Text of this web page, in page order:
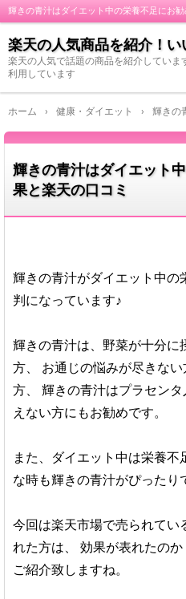
輝きの青汁はダイエット中の栄養不足にお
楽天の人気商品を紹介！い
楽天の人気で話題の商品を紹介してい
利用しています
ホーム › 健康・ダイエット › 輝きの
輝きの青汁はダイエット
果と楽天の口コミ
輝きの青汁がダイエット中の
判になっています♪
輝きの青汁は、野菜が十分に
方、
お通じの悩みが尽きな
方、
輝きの青汁はプラセン
えない方にもお勧めです。
また、ダイエット中は栄養不
な時も輝きの青汁がぴったり
今回は楽天市場で売られてい
れた方は、
効果が表れたの
ご紹介致しますね。